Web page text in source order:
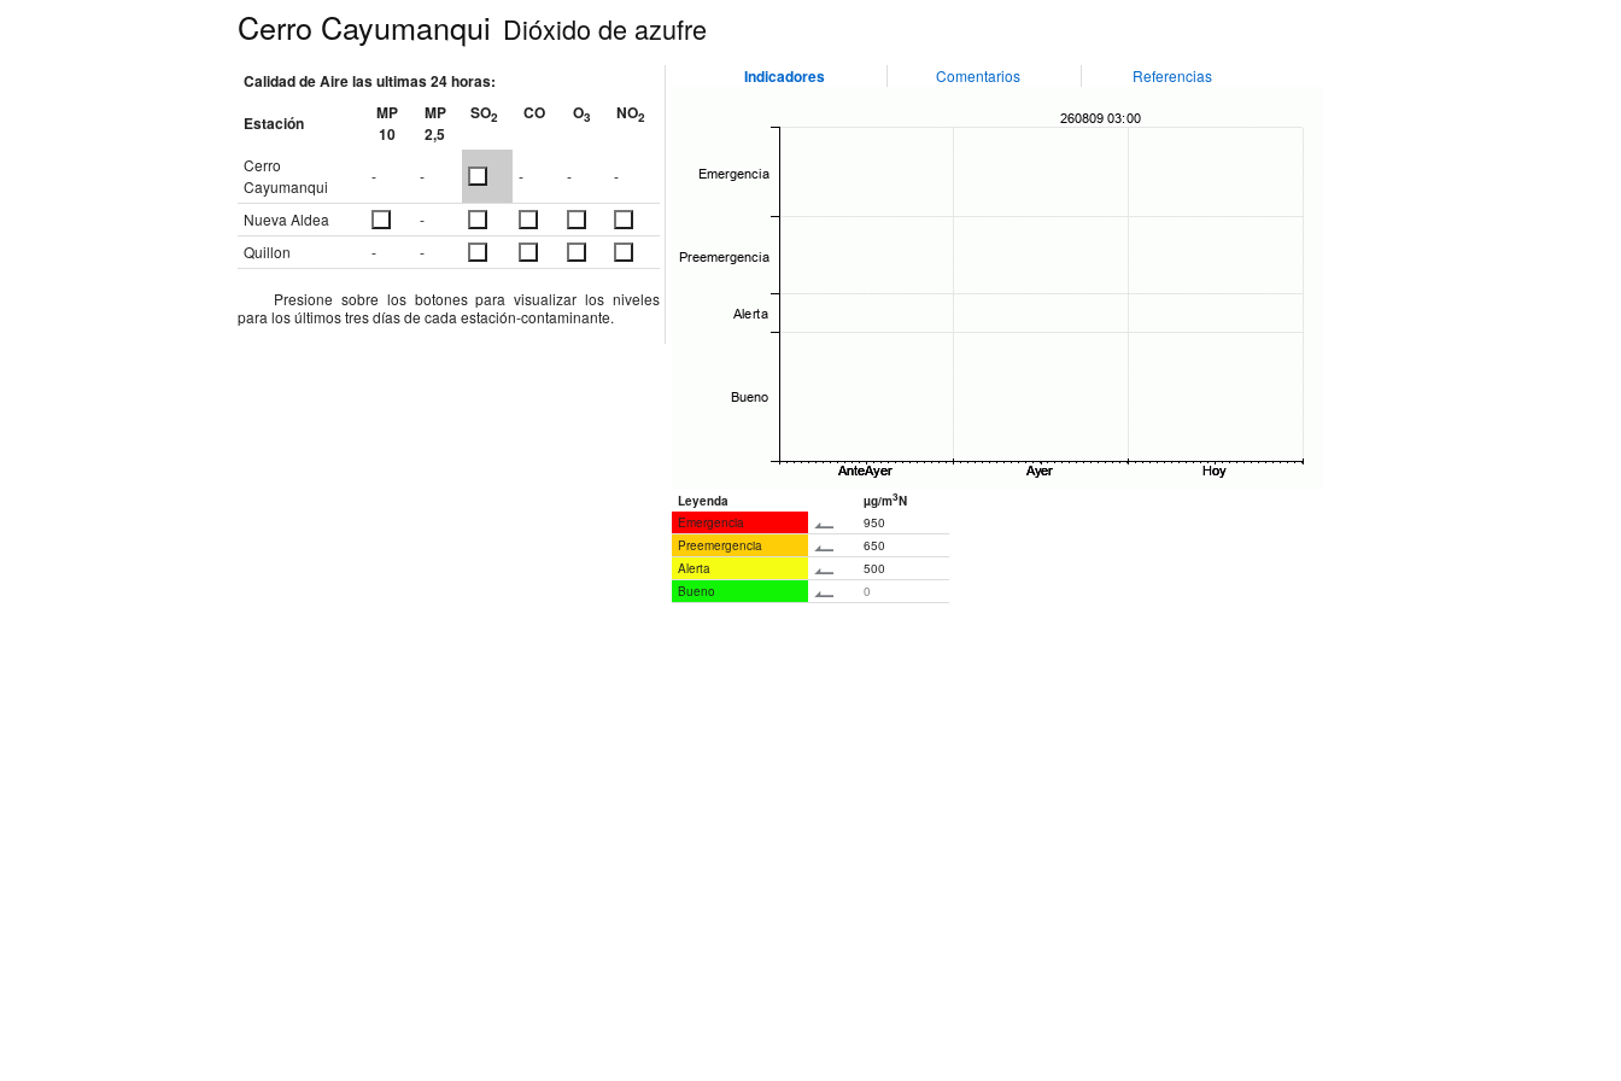
Cerro Cayumanqui Dióxido de azufre
Calidad de Aire las ultimas 24 horas:
Estación
MP
10
MP
2,5
SO2 CO O3 NO2
Cerro
Cayumanqui
- - - - -
Nueva Aldea
-
Quillon
- -
Presione sobre los botones para visualizar los niveles
para los últimos tres días de cada estación-contaminante.
Indicadores Comentarios Referencias
Leyenda µg/m3N
Emergencia
950
Preemergencia
650
Alerta
500
Bueno
0